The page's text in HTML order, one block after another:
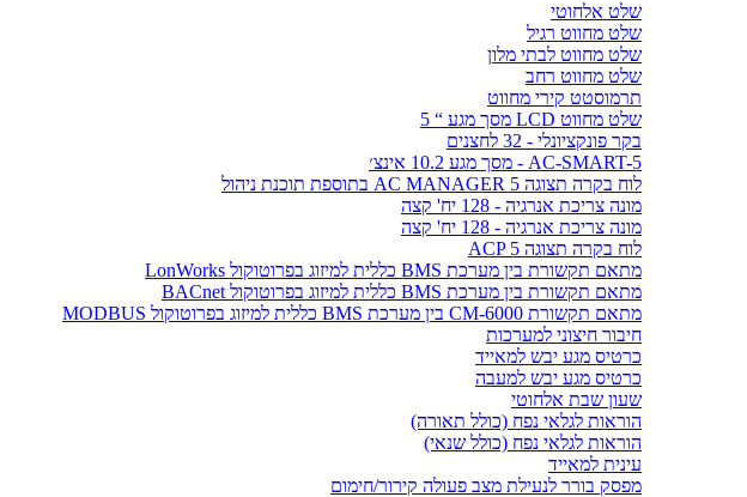
שלט אלחוטי
שלט מחווט רגיל
שלט מחווט לבתי מלון
שלט מחווט רחב
תרמוסטט קירי מחווט
שלט מחווט LCD מסך מגע “ 5
בקר פונקציונלי - 32 לחצנים
AC-SMART-5 - מסך מגע 10.2 אינצ׳
לוח בקרה תצוגה AC MANAGER 5 בתוספת תוכנת ניהול
מונה צריכת אנרגיה - 128 יח' קצה
מונה צריכת אנרגיה - 128 יח' קצה
לוח בקרה תצוגה ACP 5
מתאם תקשורת בין מערכת BMS כללית למיזוג בפרוטוקול LonWorks
מתאם תקשורת בין מערכת BMS כללית למיזוג בפרוטוקול BACnet
מתאם תקשורת CM-6000 בין מערכת BMS כללית למיזוג בפרוטוקול MODBUS
חיבור חיצוני למערכות
כרטיס מגע יבש למאייד
כרטיס מגע יבש למעבה
שעון שבת אלחוטי
הוראות לגלאי נפח (כולל תאורה)
הוראות לגלאי נפח (כולל שנאי)
עינית למאייד
מפסק בורר לנעילת מצב פעולה קירור/חימום